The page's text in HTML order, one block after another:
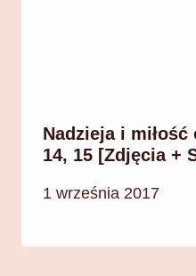
Nadzieja i miłość
14, 15 [Zdjęcia +
1 września 2017